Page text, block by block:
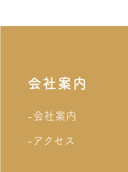
会社案内
-会社案内
-アクセス